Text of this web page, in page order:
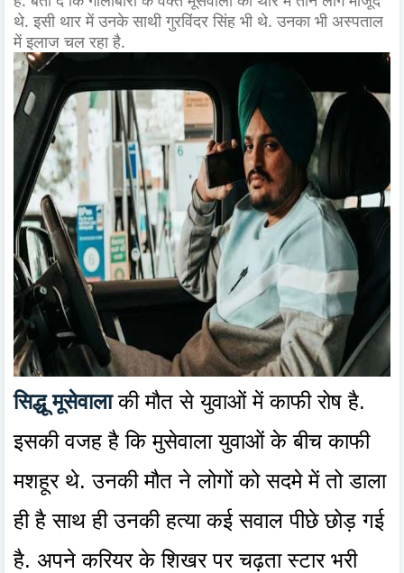
थे. इसी थार में उनके साथी गुरविंदर सिंह भी थे. उनका भी अस्पताल
में इलाज चल रहा है.
सिद्धू मूसेवालाकी मौत से युवाओं में काफी रोष है.
इसकी वजह है कि मुसेवाला युवाओं के बीच काफी
मशहूर थे. उनकी मौत ने लोगों को सदमे में तो डाला
ही है साथ ही उनकी हत्या कई सवाल पीछे छोड़ गई
है. अपने करियर के शिखर पर चढ़ता स्टार भरी